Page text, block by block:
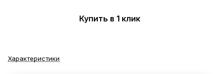
Купить в 1 клик
Характеристики